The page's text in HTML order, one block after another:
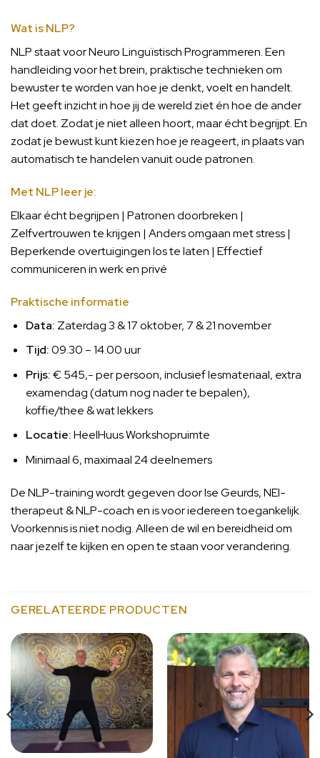
Wat is NLP?
NLP staat voor Neuro Linguïstisch Programmeren. Een
handleiding voor het brein, praktische technieken om
bewuster te worden van hoe je denkt, voelt en handelt.
Het geeft inzicht in hoe jij de wereld ziet én hoe de ander
dat doet. Zodat je niet alleen hoort, maar écht begrijpt. En
zodat je bewust kunt kiezen hoe je reageert, in plaats van
automatisch te handelen vanuit oude patronen.
Met NLP leer je:
Elkaar écht begrijpen | Patronen doorbreken |
Zelfvertrouwen te krijgen | Anders omgaan met stress |
Beperkende overtuigingen los te laten | Effectief
communiceren in werk en privé
Praktische informatie
Data: Zaterdag 3 & 17 oktober, 7 & 21 november
Tijd:09.30 – 14.00 uur
Prijs:€ 545,- per persoon, inclusief lesmateriaal, extra
examendag (datum nog nader te bepalen),
koffie/thee & wat lekkers
Locatie:HeelHuus Workshopruimte
Minimaal 6, maximaal 24 deelnemers
De NLP-training wordt gegeven door Ise Geurds, NEI-
therapeut & NLP-coach en is voor iedereen toegankelijk.
Voorkennis is niet nodig. Alleen de wil en bereidheid om
naar jezelf te kijken en open te staan voor verandering.
GERELATEERDE PRODUCTEN